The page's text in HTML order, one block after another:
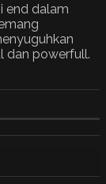
end dalam
dan powerfull.